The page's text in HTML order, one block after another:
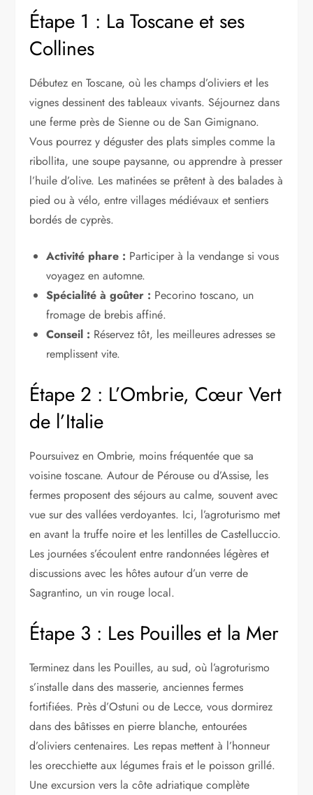
Étape 1 : La Toscane et ses
Collines
Débutez en Toscane, où les champs d’oliviers et les
vignes dessinent des tableaux vivants. Séjournez dans
une ferme près de Sienne ou de San Gimignano.
Vous pourrez y déguster des plats simples comme la
ribollita, une soupe paysanne, ou apprendre à presser
l’huile d’olive. Les matinées se prêtent à des balades à
pied ou à vélo, entre villages médiévaux et sentiers
bordés de cyprès.
Activité phare : Participer à la vendange si vous
voyagez en automne.
Spécialité à goûter : Pecorino toscano, un
fromage de brebis affiné.
Conseil : Réservez tôt, les meilleures adresses se
remplissent vite.
Étape 2 : L’Ombrie, Cœur Vert
de l’Italie
Poursuivez en Ombrie, moins fréquentée que sa
voisine toscane. Autour de Pérouse ou d’Assise, les
fermes proposent des séjours au calme, souvent avec
vue sur des vallées verdoyantes. Ici, l’agroturismo met
en avant la truffe noire et les lentilles de Castelluccio.
Les journées s’écoulent entre randonnées légères et
discussions avec les hôtes autour d’un verre de
Sagrantino, un vin rouge local.
Étape 3 : Les Pouilles et la Mer
Terminez dans les Pouilles, au sud, où l’agroturismo
s’installe dans des masserie, anciennes fermes
fortifiées. Près d’Ostuni ou de Lecce, vous dormirez
dans des bâtisses en pierre blanche, entourées
d’oliviers centenaires. Les repas mettent à l’honneur
les orecchiette aux légumes frais et le poisson grillé.
Une excursion vers la côte adriatique complète